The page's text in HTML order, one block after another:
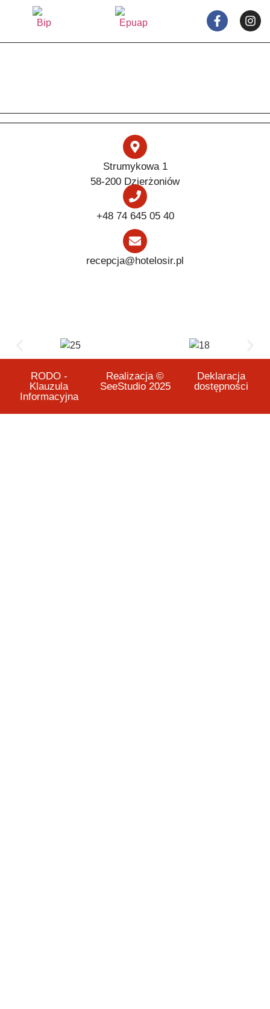
Strumykowa 1
58-200 Dzierżoniów
+48 74 645 05 40
recepcja@hotelosir.pl
RODO -
Klauzula
Informacyjna
Realizacja ©
SeeStudio 2025
Deklaracja
dostępności